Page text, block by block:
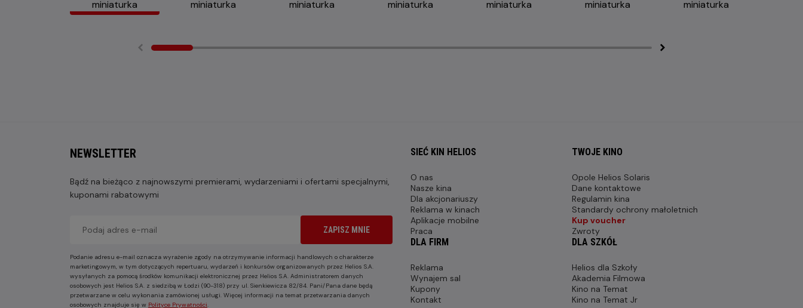
NEWSLETTER
Bądź na bieżąco z najnowszymi premierami, wydarzeniami i ofertami specjalnymi,
kuponami rabatowymi
ZAPISZ MNIE
Podanie adresu e-mail oznacza wyrażenie zgody na otrzymywanie informacji handlowych o charakterze
marketingowym, w tym dotyczących repertuaru, wydarzeń i konkursów organizowanych przez Helios S.A.
wysyłanych za pomocą środków komunikacji elektronicznej przez Helios S.A. Administratorem danych
osobowych jest Helios S.A. z siedzibą w Łodzi (90-318) przy ul. Sienkiewicza 82/84. Pani/Pana dane będą
przetwarzane w celu wykonania zamówionej usługi. Więcej informacji na temat przetwarzania danych
osobowych znajduje się w Polityce Prywatności.
SIEĆ KIN HELIOS
O nas
Nasze kina
Dla akcjonariuszy
Reklama w kinach
Aplikacje mobilne
Praca
TWOJE KINO
Opole Helios Solaris
Dane kontaktowe
Regulamin kina
Standardy ochrony małoletnich
Kup voucher
Zwroty
DLA FIRM
Reklama
Wynajem sal
Kupony
Kontakt
DLA SZKÓŁ
Helios dla Szkoły
Akademia Filmowa
Kino na Temat
Kino na Temat Jr